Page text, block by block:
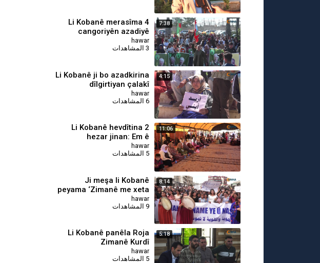
7:38
Li Kobanê merasîma 4
cangoriyên azadiyê
hawar
3 المشاهدات
4:15
⁣Li Kobanê ji bo azadkirina
dîlgirtiyan çalakî
hawar
6 المشاهدات
11:06
⁣Li Kobanê hevdîtina 2
hezar jinan: Em ê
pêşeroja xwe di Sûriyeyê
de diyar bikin
hawar
5 المشاهدات
8:14
⁣Ji meşa li Kobanê
peyama ‘Zimanê me xeta
me ya sor e’
hawar
9 المشاهدات
5:18
Li Kobanê panêla Roja
Zimanê Kurdî
hawar
5 المشاهدات